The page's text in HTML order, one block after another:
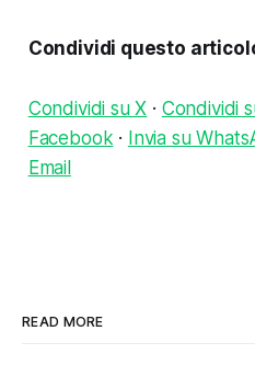
Condividi questo
Condividi su X · Condividi
Facebook · Invia su
Email
READ MORE